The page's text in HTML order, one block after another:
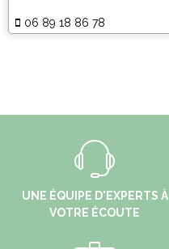
06 89 18 86 78
UNE ÉQUIPE D'EXPERTS À
VOTRE ÉCOUTE